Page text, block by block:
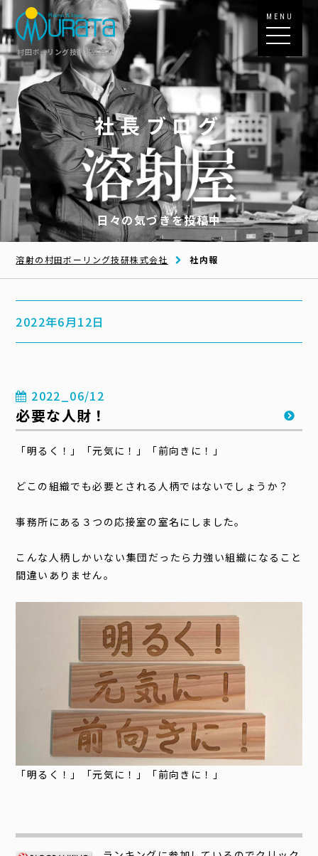
村田ボーリング技研株式会社
MENU
社長ブログ
日々の気づきを投稿中
溶射の村田ボーリング技研株式会社 社内報
2022年6月12日
2022_06/12
必要な人財！
「明るく！」「元気に！」「前向きに！」
どこの組織でも必要とされる人柄ではないでしょうか？
事務所にある３つの応接室の室名にしました。
こんな人柄しかいない集団だったら力強い組織になること
間違いありません。
「明るく！」「元気に！」「前向きに！」